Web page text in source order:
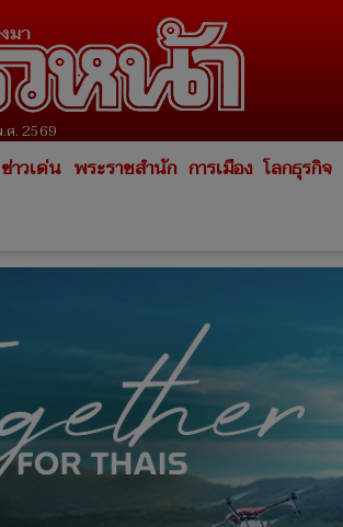
ศ. 2569
ข่าวเด่น พระราชสำนัก การเมือง โลกธุรกิจ